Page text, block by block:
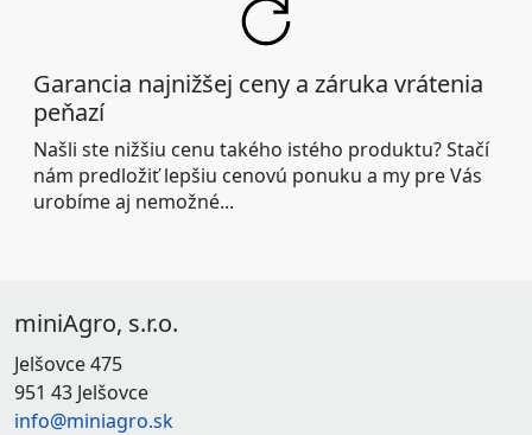
Garancia najnižšej ceny a záruka vrátenia
peňazí
Našli ste nižšiu cenu takého istého produktu? Stačí
nám predložiť lepšiu cenovú ponuku a my pre Vás
urobíme aj nemožné...
miniAgro, s.r.o.
Jelšovce 475
951 43 Jelšovce
info@miniagro.sk